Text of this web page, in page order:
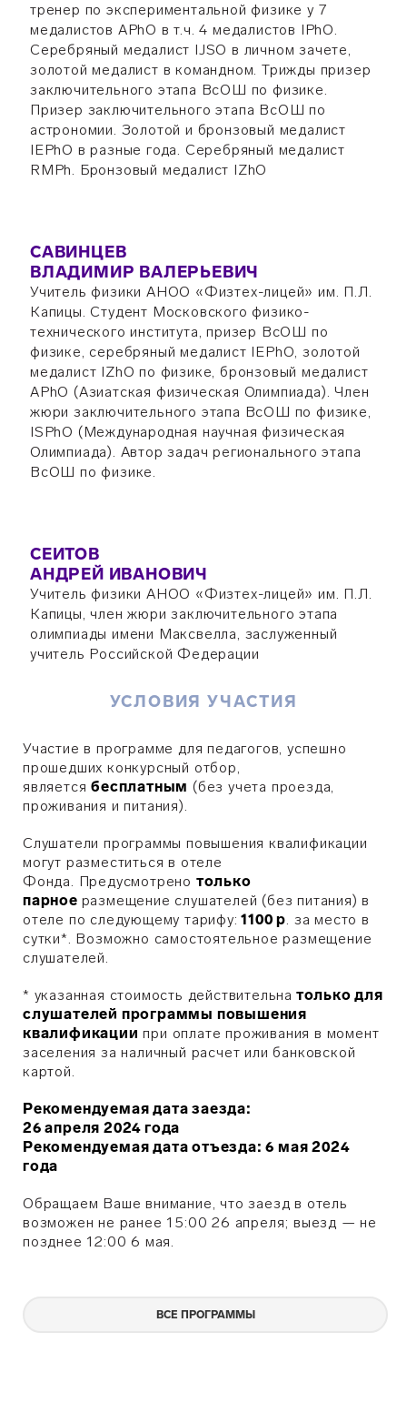
тренер по экспериментальной физике у 7
медалистов APhO в т.ч. 4 медалистов IPhO.
Серебряный медалист IJSO в личном зачете,
золотой медалист в командном. Трижды призер
заключительного этапа ВсОШ по физике.
Призер заключительного этапа ВсОШ по
астрономии. Золотой и бронзовый медалист
IEPhO в разные года. Серебряный медалист
RMPh. Бронзовый медалист IZhO
САВИНЦЕВ
ВЛАДИМИР ВАЛЕРЬЕВИЧ
Учитель физики АНОО «Физтех-лицей» им. П.Л.
Капицы. Студент Московского физико-
технического института, призер ВсОШ по
физике, серебряный медалист IEPhO, золотой
медалист IZhO по физике, бронзовый медалист
APhO (Азиатская физическая Олимпиада). Член
жюри заключительного этапа ВсОШ по физике,
ISPhO (Международная научная физическая
Олимпиада). Автор задач регионального этапа
ВсОШ по физике.
СЕИТОВ
АНДРЕЙ ИВАНОВИЧ
Учитель физики АНОО «Физтех-лицей» им. П.Л.
Капицы, член жюри заключительного этапа
олимпиады имени Максвелла, заслуженный
учитель Российской Федерации
УСЛОВИЯ УЧАСТИЯ
Участие в программе для педагогов, успешно
прошедших конкурсный отбор,
являетсябесплатным (без учета проезда,
проживания и питания).
Слушатели программы повышения квалификации
могут разместиться в отеле
Фонда. Предусмотрено только
парное размещение слушателей (без питания) в
отеле по следующему тарифу: 1100 р. за место в
сутки*. Возможно самостоятельное размещение
слушателей.
* указанная стоимость действительна только для
слушателей программы повышения
квалификации при оплате проживания в момент
заселения за наличный расчет или банковской
картой.
Рекомендуемая дата заезда:
26 апреля 2024 года
Рекомендуемая дата отъезда: 6 мая 2024
года
Обращаем Ваше внимание, что заезд в отель
возможен не ранее 15:00 26 апреля; выезд — не
позднее 12:00 6 мая.
ВСЕ ПРОГРАММЫ